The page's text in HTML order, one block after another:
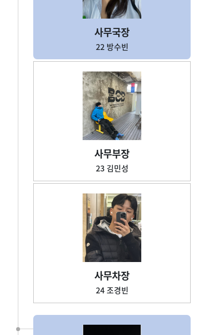
사무국장
22 방수빈
사무부장
23 김민성
사무차장
24 조경빈